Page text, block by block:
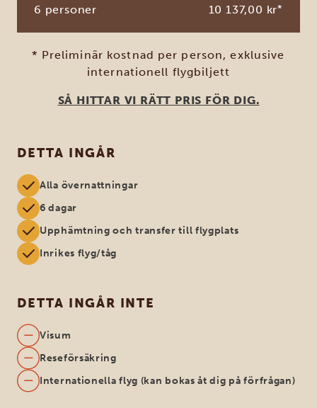
6 personer 10 137,00 kr*
* Preliminär kostnad per person, exklusive
internationell flygbiljett
SÅ HITTAR VI RÄTT PRIS FÖR DIG.
DETTA INGÅR
Alla övernattningar
6 dagar
Upphämtning och transfer till flygplats
Inrikes flyg/tåg
DETTA INGÅR INTE
Visum
Reseförsäkring
Internationella flyg (kan bokas åt dig på förfrågan)